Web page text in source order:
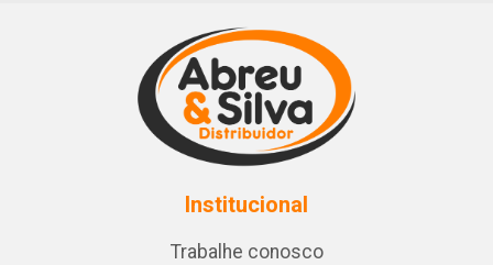
Institucional
Trabalhe conosco